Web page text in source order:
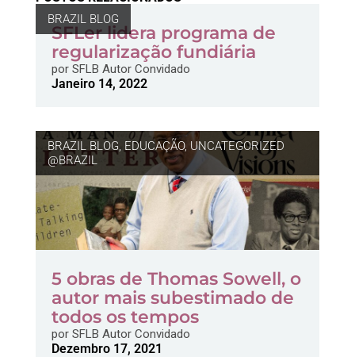
BRAZIL BLOG
SFLer lidera programa de
regularização fundiária
porSFLB Autor Convidado
Janeiro 14, 2022
BRAZIL BLOG, EDUCAÇÃO, UNCATEGORIZED
@BRAZIL
5 obras de Thomas Sowell, o
autor mais subestimado de
todos os tempos
porSFLB Autor Convidado
Dezembro 17, 2021